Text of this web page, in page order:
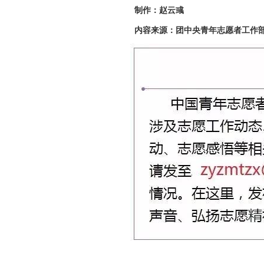
制作：赵云彧
内容来源：团中央青年志愿者工作